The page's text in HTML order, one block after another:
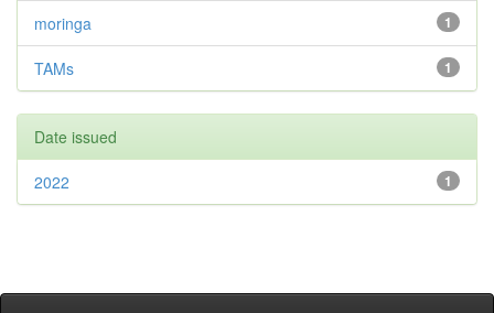
1
moringa
1
TAMs
Date issued
1
2022